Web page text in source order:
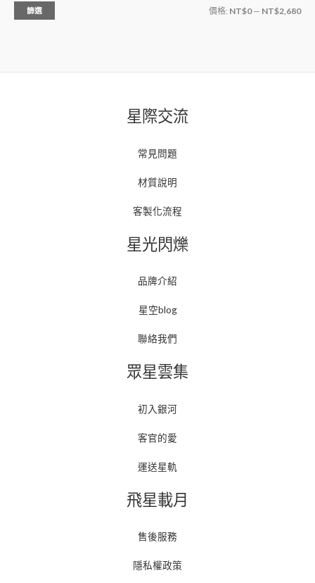
篩選 價格: NT$0— NT$2,680
星際交流
常見問題
材質說明
客製化流程
星光閃爍
品牌介紹
星空blog
聯絡我們
眾星雲集
初入銀河
客官的愛
運送星軌
飛星載月
售後服務
隱私權政策